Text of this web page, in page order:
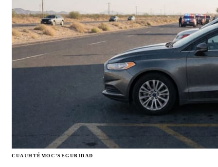
CUAUHTÉMOC·SEGURIDAD